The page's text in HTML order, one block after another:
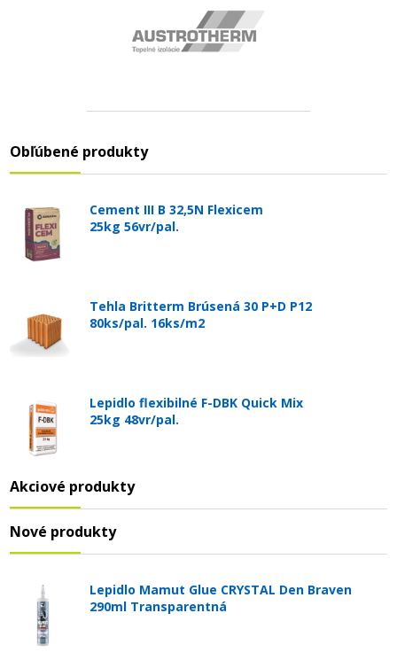
Obľúbené produkty
Cement III B 32,5N Flexicem
25kg 56vr/pal.
Tehla Britterm Brúsená 30 P+D P12
80ks/pal. 16ks/m2
Lepidlo flexibilné F-DBK Quick Mix
25kg 48vr/pal.
Akciové produkty
Nové produkty
Lepidlo Mamut Glue CRYSTAL Den Braven
290ml Transparentná